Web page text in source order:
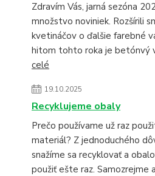
Zdravím Vás, jarná sezóna
množstvo noviniek. Rozšírili
kvetináčov o ďalšie farebné
hitom tohto roka je betónvý
celé
19.10.2025
Recyklujeme obaly
Prečo používame už raz
materiál? Z jednoduchého
snažíme sa recyklovať a
použiť ešte raz. Samozrejme